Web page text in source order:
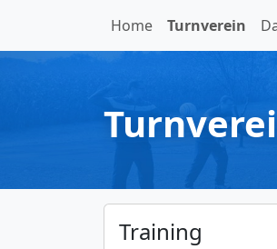
Home Turnverein
Training